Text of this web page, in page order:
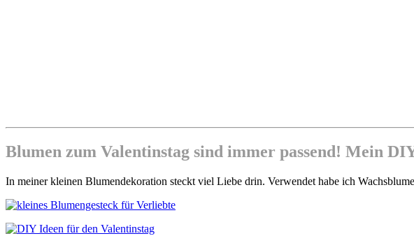
Blumen zum Valentinstag sind immer passend! Mein
In meiner kleinen Blumendekoration steckt viel Liebe drin. Verwendet habe ich